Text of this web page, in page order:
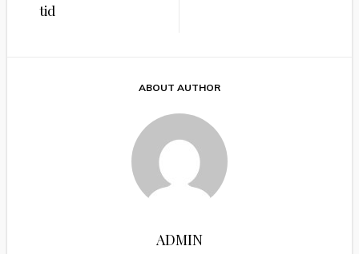
tid
ABOUT AUTHOR
ADMIN